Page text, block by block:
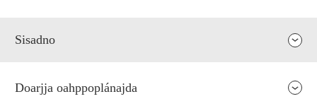
Sisadno
Doarjja oahppoplánajda